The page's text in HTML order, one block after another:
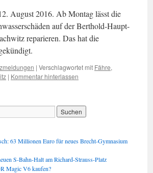
August 2016. Ab Montag lässt die
auf der Berthold-Haupt-
reparieren. Das hat die
| Verschlagwortet mit Fähre,
| Kommentar hinterlassen
63 Millionen Euro für neues Brecht-Gymnasium
S-Bahn-Halt am Richard-Strauss-Platz
Magic V6 kaufen?